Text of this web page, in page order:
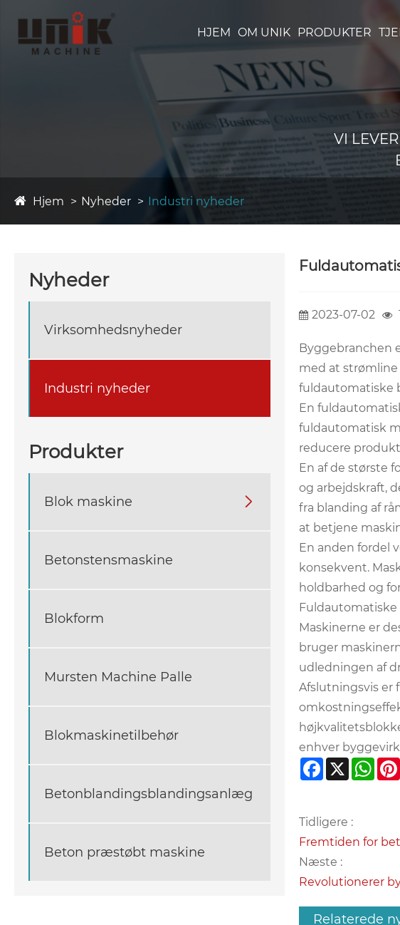
HJEM OM UNIK PRODUKTER
VI
Hjem Nyheder Industri nyheder
Nyheder
Virksomhedsnyheder
Industri nyheder
Produkter
Blok maskine 
Betonstensmaskine
Blokform
Mursten Machine Palle
Blokmaskinetilbehør
Betonblandingsblandingsanlæg
Beton præstøbt maskine
2023-07-02 1
Byggebranchen
med at strømline
fuldautomatiske
En
fuldautomatisk
reducere
En af de største
og arbejdskraft,
fra blanding af
at betjene
En anden fordel
konsekvent.
holdbarhed og
Maskinerne er
bruger
udledningen af
Afslutningsvis er
enhver
Facebook
X
Tidligere :
Fremtiden for
Næste :
Revolutionerer
Relaterede